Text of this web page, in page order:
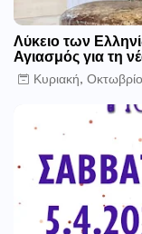
Λύκειο των
Αγιασμός για τη
Κυριακή,